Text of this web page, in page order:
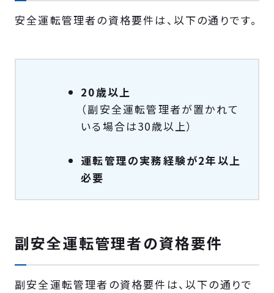
安全運転管理者の資格要件は、以下の通りです。
20歳以上
（副安全運転管理者が置かれて
いる場合は30歳以上）
運転管理の実務経験が2年以上
必要
副安全運転管理者の資格要件
副安全運転管理者の資格要件は、以下の通りで